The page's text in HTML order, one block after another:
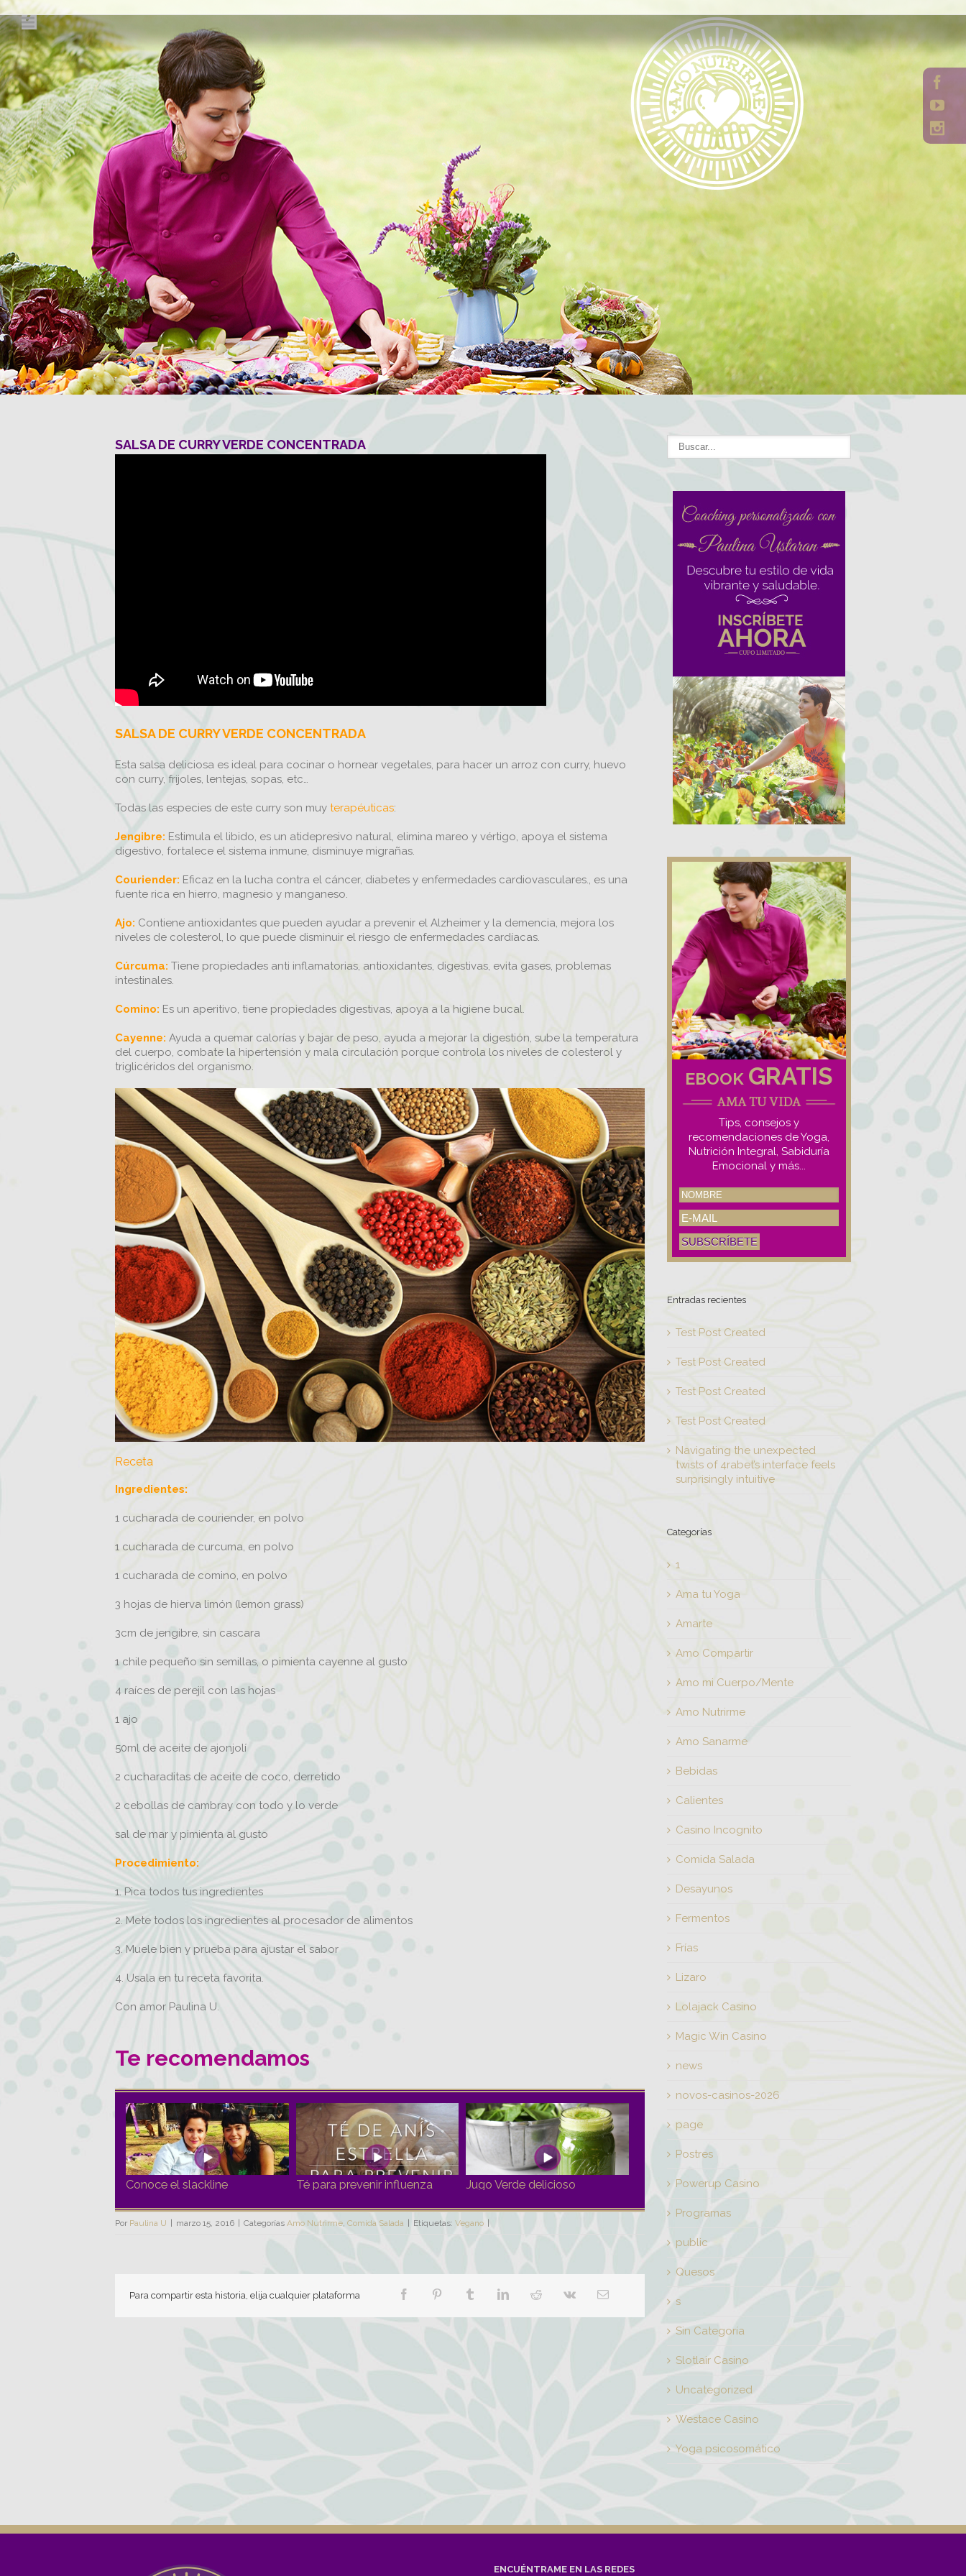
SALSA DE CURRY VERDE CONCENTRADA
SALSA DE CURRY VERDE CONCENTRADA
Esta salsa deliciosa es ideal para cocinar o hornear vegetales, para hacer un arroz con curry, huevo
con curry, frijoles, lentejas, sopas, etc…
Todas las especies de este curry son muy terapéuticas:
Jengibre: Estimula el libido, es un atidepresivo natural, elimina mareo y vértigo, apoya el sistema
digestivo, fortalece el sistema inmune, disminuye migrañas.
Couriender: Eficaz en la lucha contra el cáncer, diabetes y enfermedades cardiovasculares., es una
fuente rica en hierro, magnesio y manganeso.
Ajo: Contiene antioxidantes que pueden ayudar a prevenir el Alzheimer y la demencia, mejora los
niveles de colesterol, lo que puede disminuir el riesgo de enfermedades cardíacas.
Cúrcuma: Tiene propiedades anti inflamatorias, antioxidantes, digestivas, evita gases, problemas
intestinales.
Comino: Es un aperitivo, tiene propiedades digestivas, apoya a la higiene bucal.
Cayenne: Ayuda a quemar calorías y bajar de peso, ayuda a mejorar la digestión, sube la temperatura
del cuerpo, combate la hipertensión y mala circulación porque controla los niveles de colesterol y
triglicéridos del organismo.
Receta
Ingredientes:
1 cucharada de couriender, en polvo
1 cucharada de curcuma, en polvo
1 cucharada de comino, en polvo
3 hojas de hierva limón (lemon grass)
3cm de jengibre, sin cascara
1 chile pequeño sin semillas, o pimienta cayenne al gusto
4 raíces de perejil con las hojas
1 ajo
50ml de aceite de ajonjolí
2 cucharaditas de aceite de coco, derretido
2 cebollas de cambray con todo y lo verde
sal de mar y pimienta al gusto
Procedimiento:
1. Pica todos tus ingredientes
2. Mete todos los ingredientes al procesador de alimentos
3. Muele bien y prueba para ajustar el sabor
4. Usala en tu receta favorita.
Con amor Paulina U.
Te recomendamos
Conoce el slackline Té para prevenir influenza Jugo Verde delicioso
Por Paulina U | marzo 15, 2016 | Categorías Amo Nutrirme Comida Salada | Etiquetas: Vegano |
Para compartir esta historia, elija cualquier plataforma
EBOOK GRATIS
Tips, consejos y
recomendaciones de Yoga,
Nutrición Integral, Sabiduría
Emocional y más...
Entradas recientes
Test Post Created
Test Post Created
Test Post Created
Test Post Created
Navigating the unexpected
twists of 4rabet’s interface feels
surprisingly intuitive
Categorías
1
Ama tu Yoga
Amarte
Amo Compartir
Amo mi Cuerpo/Mente
Amo Nutrirme
Amo Sanarme
Bebidas
Calientes
Casino Incognito
Comida Salada
Desayunos
Fermentos
Frías
Lizaro
Lolajack Casino
Magic Win Casino
news
novos-casinos-2026
page
Postres
Powerup Casino
Programas
public
Quesos
s
Sin Categoría
Slotlair Casino
Uncategorized
Westace Casino
Yoga psicosomático
ENCUÉNTRAME EN LAS REDES
ÚNETE A LA TRIBU Y RECIBE
EL
PARA UNA VIDA SALUDABLE
Contiene consejos y recomendaciones de yoga,
nutrición integral. sabiduría emocional y más...